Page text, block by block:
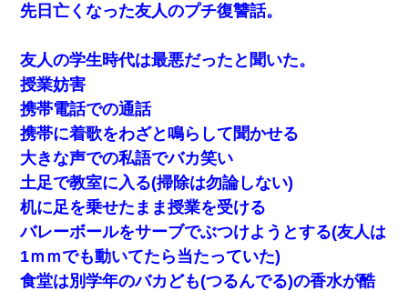
先日亡くなった友人のプチ復讐話。
友人の学生時代は最悪だったと聞いた。
授業妨害
携帯電話での通話
携帯に着歌をわざと鳴らして聞かせる
大きな声での私語でバカ笑い
土足で教室に入る(掃除は勿論しない)
机に足を乗せたまま授業を受ける
バレーボールをサーブでぶつけようとする(友人は
1ｍｍでも動いてたら当たっていた)
食堂は別学年のバカども(つるんでる)の香水が酷